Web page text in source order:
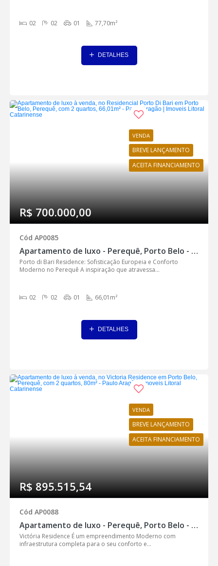
02 02 01 77,70m²
DETALHES
VENDA
BREVE LANÇAMENTO
ACEITA FINANCIAMENTO
R$ 700.000,00
Cód AP0085
Apartamento de luxo - Perequê, Porto Belo - AP0085
Porto di Bari Residence: Sofisticação Europeia e Conforto
Moderno no Perequê A inspiração que atravessa...
02 02 01 66,01m²
DETALHES
VENDA
BREVE LANÇAMENTO
ACEITA FINANCIAMENTO
R$ 895.515,54
Cód AP0088
Apartamento de luxo - Perequê, Porto Belo - AP0088
Victória Residence É um empreendimento Moderno com
infraestrutura completa para o seu conforto e...